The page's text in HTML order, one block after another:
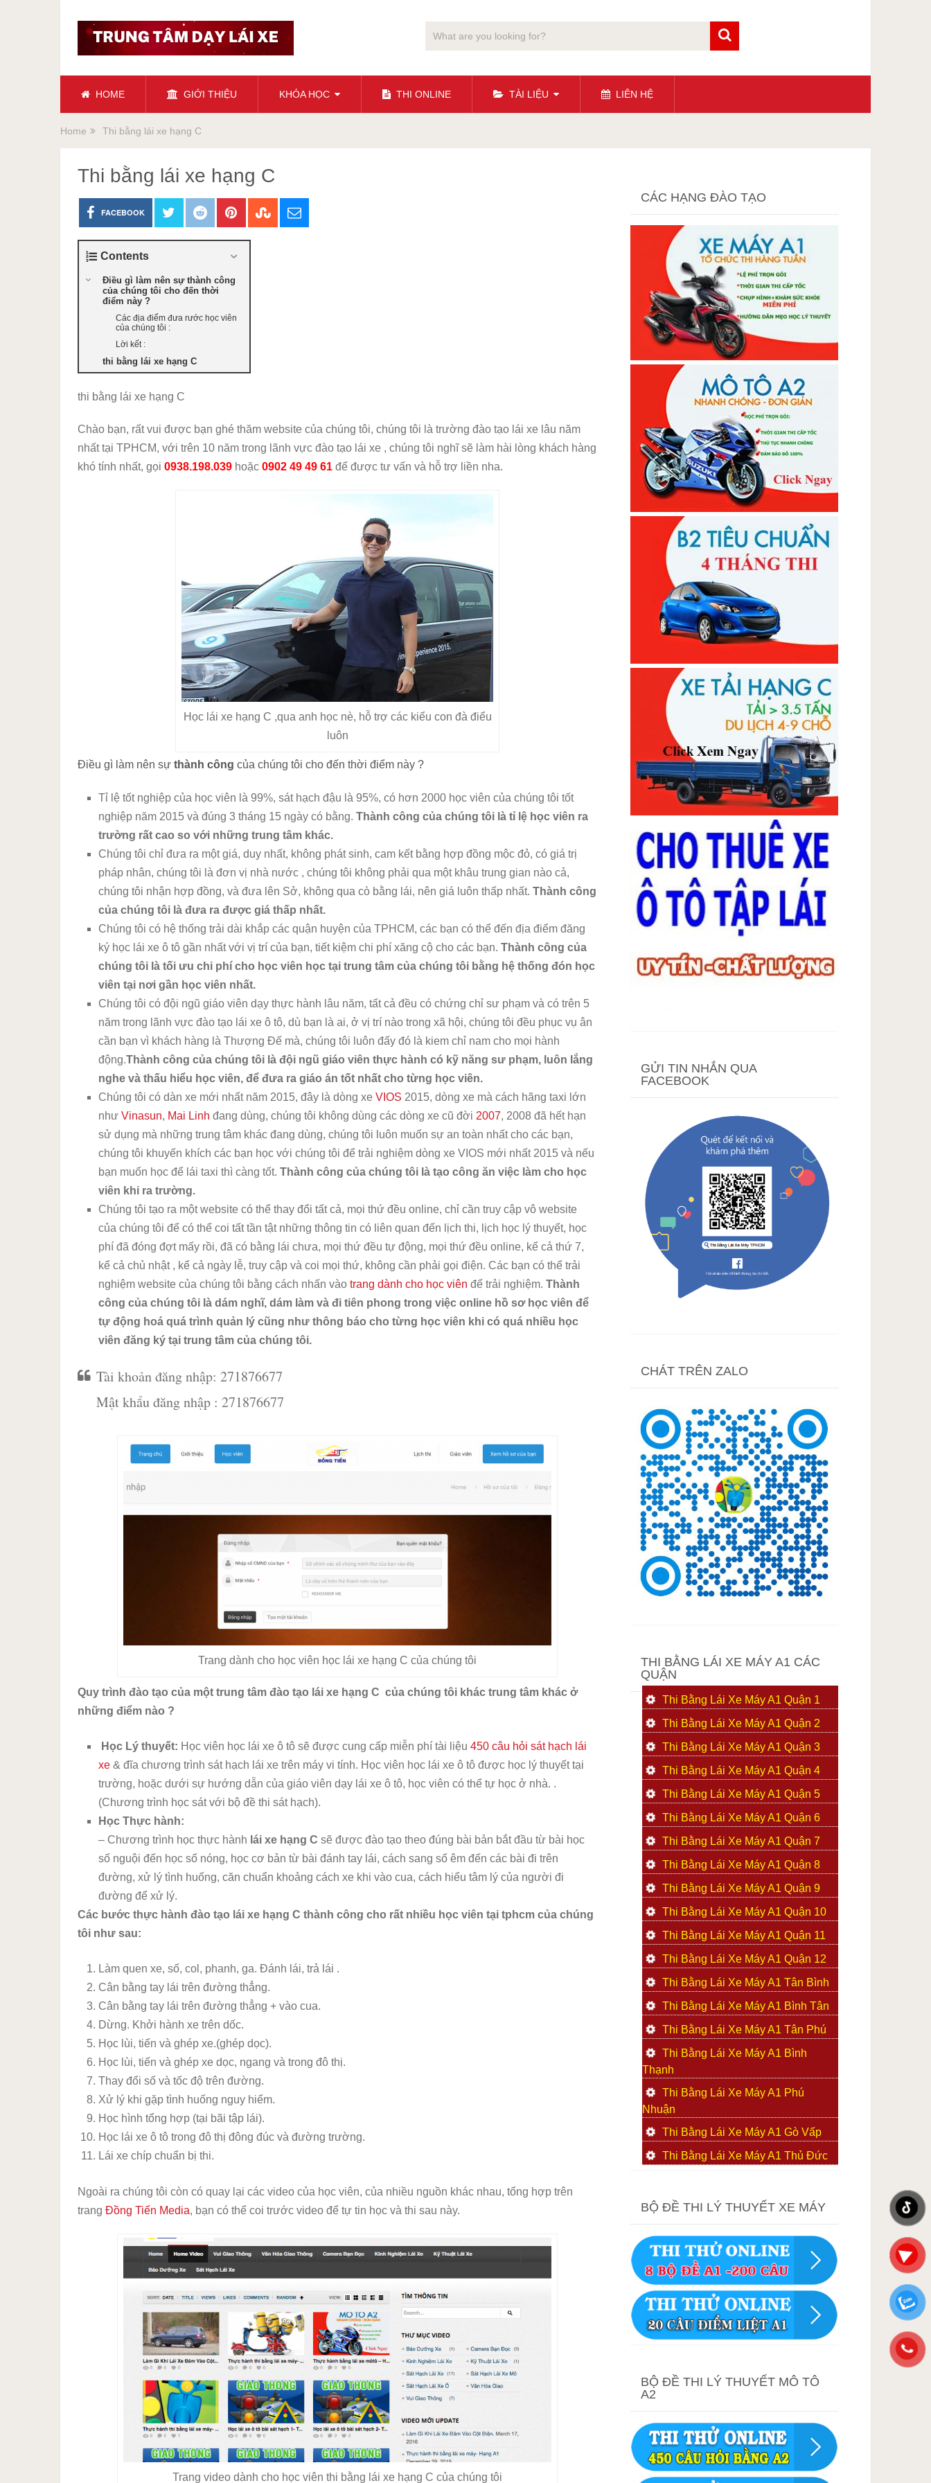
HOME GIỚI THIỆU KHÓA HỌC THI ONLINE TÀI LIỆU LIÊN HỆ
Home Thi bằng lái xe hạng C
Thi bằng lái xe hạng C
FACEBOOK
Contents
Điều gì làm nên sự thành công
của chúng tôi cho đến thời
điểm này ?
Các địa điểm đưa rước học viên
của chúng tôi :
Lời kết :
thi bằng lái xe hạng C
thi bằng lái xe hạng C
Chào bạn, rất vui được bạn ghé thăm website của chúng tôi, chúng tôi là trường đào tạo lái xe lâu năm
nhất tại TPHCM, với trên 10 năm trong lãnh vực đào tạo lái xe , chúng tôi nghĩ sẽ làm hài lòng khách hàng
khó tính nhất, gọi 0938.198.039 hoặc 0902 49 49 61 để được tư vấn và hỗ trợ liền nha.
Học lái xe hạng C ,qua anh học nè, hỗ trợ các kiểu con đà điểu
luôn
Điều gì làm nên sự thành công của chúng tôi cho đến thời điểm này ?
Tỉ lệ tốt nghiệp của học viên là 99%, sát hạch đậu là 95%, có hơn 2000 học viên của chúng tôi tốt
nghiệp năm 2015 và đúng 3 tháng 15 ngày có bằng.Thành công của chúng tôi là tỉ lệ học viên ra
trường rất cao so với những trung tâm khác.
Chúng tôi chỉ đưa ra một giá, duy nhất, không phát sinh, cam kết bằng hợp đồng mộc đỏ, có giá trị
pháp nhân, chúng tôi là đơn vị nhà nước , chúng tôi không phải qua một khâu trung gian nào cả,
chúng tôi nhận hợp đồng, và đưa lên Sở, không qua cò bằng lái, nên giá luôn thấp nhất.Thành công
của chúng tôi là đưa ra được giá thấp nhất.
Chúng tôi có hệ thống trải dài khắp các quận huyện của TPHCM, các bạn có thể đến địa điểm đăng
ký học lái xe ô tô gần nhất với vị trí của bạn, tiết kiệm chi phí xăng cộ cho các bạn.Thành công của
chúng tôi là tối ưu chi phí cho học viên học tại trung tâm của chúng tôi bằng hệ thống đón học
viên tại nơi gần học viên nhất.
Chúng tôi có đội ngũ giáo viên dạy thực hành lâu năm, tất cả đều có chứng chỉ sư phạm và có trên 5
năm trong lãnh vực đào tạo lái xe ô tô, dù bạn là ai, ở vị trí nào trong xã hội, chúng tôi đều phục vụ ân
cần bạn vì khách hàng là Thượng Đế mà, chúng tôi luôn đấy đó là kiem chỉ nam cho mọi hành
động.Thành công của chúng tôi là đội ngũ giáo viên thực hành có kỹ năng sư phạm, luôn lắng
nghe và thấu hiểu học viên, để đưa ra giáo án tốt nhất cho từng học viên.
Chúng tôi có dàn xe mới nhất năm 2015, đây là dòng xeVIOS 2015, dòng xe mà cách hãng taxi lớn
nhưVinasun, Mai Linh đang dùng, chúng tôi không dùng các dòng xe cũ đời 2007, 2008 đã hết hạn
sử dụng mà những trung tâm khác đang dùng, chúng tôi luôn muốn sự an toàn nhất cho các bạn,
chúng tôi khuyến khích các bạn học với chúng tôi để trải nghiệm dòng xe VIOS mới nhất 2015 và nếu
bạn muốn học để lái taxi thì càng tốt.Thành công của chúng tôi là tạo công ăn việc làm cho học
viên khi ra trường.
Chúng tôi tạo ra một website có thể thay đổi tất cả, mọi thứ đều online, chỉ cần truy cập vô website
của chúng tôi để có thể coi tất tần tật những thông tin có liên quan đến lịch thi, lịch học lý thuyết, học
phí đã đóng đợt mấy rồi, đã có bằng lái chưa, mọi thứ đều tự động, mọi thứ đều online, kể cả thứ 7,
kể cả chủ nhật , kể cả ngày lễ, truy cập và coi mọi thứ, không cần phải gọi điện. Các bạn có thể trải
nghiệm website của chúng tôi bằng cách nhấn vàotrang dành cho học viên để trải nghiệm.Thành
công của chúng tôi là dám nghĩ, dám làm và đi tiên phong trong việc online hồ sơ học viên để
tự động hoá quá trình quản lý cũng như thông báo cho từng học viên khi có quá nhiều học
viên đăng ký tại trung tâm của chúng tôi.
Tài khoản đăng nhập: 271876677
Mật khẩu đăng nhập : 271876677
Trang dành cho học viên học lái xe hạng C của chúng tôi
Quy trình đào tạo của một trung tâm đào tạo lái xe hạng C của chúng tôi khác trung tâm khác ở
những điểm nào ?
Học Lý thuyết: Học viên học lái xe ô tô sẽ được cung cấp miễn phí tài liệu450 câu hỏi sát hạch lái
xe & đĩa chương trình sát hạch lái xe trên máy vi tính. Học viên học lái xe ô tô được học lý thuyết tại
trường, hoặc dưới sự hướng dẫn của giáo viên dạy lái xe ô tô, học viên có thể tự học ở nhà. .
(Chương trình học sát với bộ đề thi sát hạch).
Học Thực hành:
– Chương trình học thực hành lái xe hạng C sẽ được đào tạo theo đúng bài bản bắt đầu từ bài học
số nguội đến học số nóng, học cơ bản từ bài đánh tay lái, cách sang số êm đến các bài đi trên
đường, xử lý tình huống, căn chuẩn khoảng cách xe khi vào cua, cách hiểu tâm lý của người đi
đường để xử lý.
Các bước thực hành đào tạo lái xe hạng C thành công cho rất nhiều học viên tại tphcm của chúng
tôi như sau:
Làm quen xe, số, col, phanh, ga. Đánh lái, trả lái .
Cân bằng tay lái trên đường thẳng.
Cân bằng tay lái trên đường thẳng + vào cua.
Dừng. Khởi hành xe trên dốc.
Học lùi, tiến và ghép xe.(ghép dọc).
Học lùi, tiến và ghép xe dọc, ngang và trong đô thị.
Thay đổi số và tốc độ trên đường.
Xử lý khi gặp tình huống nguy hiểm.
Học hình tổng hợp (tại bãi tập lái).
Học lái xe ô tô trong đô thị đông đúc và đường trường.
Lái xe chíp chuẩn bị thi.
Ngoài ra chúng tôi còn có quay lại các video của học viên, của nhiều nguồn khác nhau, tổng hợp trên
trang Đồng Tiến Media, bạn có thể coi trước video để tự tin học và thi sau này.
Trang video dành cho học viên thi bằng lái xe hạng C của chúng tôi
CÁC HẠNG ĐÀO TẠO
GỬI TIN NHẮN QUA
FACEBOOK
CHÁT TRÊN ZALO
THI BẰNG LÁI XE MÁY A1 CÁC
QUẬN
Thi Bằng Lái Xe Máy A1 Quận 1
Thi Bằng Lái Xe Máy A1 Quận 2
Thi Bằng Lái Xe Máy A1 Quận 3
Thi Bằng Lái Xe Máy A1 Quận 4
Thi Bằng Lái Xe Máy A1 Quận 5
Thi Bằng Lái Xe Máy A1 Quận 6
Thi Bằng Lái Xe Máy A1 Quận 7
Thi Bằng Lái Xe Máy A1 Quận 8
Thi Bằng Lái Xe Máy A1 Quận 9
Thi Bằng Lái Xe Máy A1 Quận 10
Thi Bằng Lái Xe Máy A1 Quận 11
Thi Bằng Lái Xe Máy A1 Quận 12
Thi Bằng Lái Xe Máy A1 Tân Bình
Thi Bằng Lái Xe Máy A1 Bình Tân
Thi Bằng Lái Xe Máy A1 Tân Phú
Thi Bằng Lái Xe Máy A1 Bình
Thạnh
Thi Bằng Lái Xe Máy A1 Phú
Nhuận
Thi Bằng Lái Xe Máy A1 Gò Vấp
Thi Bằng Lái Xe Máy A1 Thủ Đức
BỘ ĐỀ THI LÝ THUYẾT XE MÁY
BỘ ĐỀ THI LÝ THUYẾT MÔ TÔ
A2